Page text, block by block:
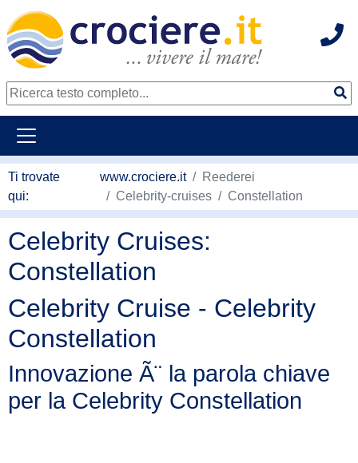
Ti trovate
qui:
www.crociere.it
Reederei
Celebrity-cruises
Constellation
Celebrity Cruises:
Constellation
Celebrity Cruise - Celebrity
Constellation
Innovazione Ã¨ la parola chiave
per la Celebrity Constellation